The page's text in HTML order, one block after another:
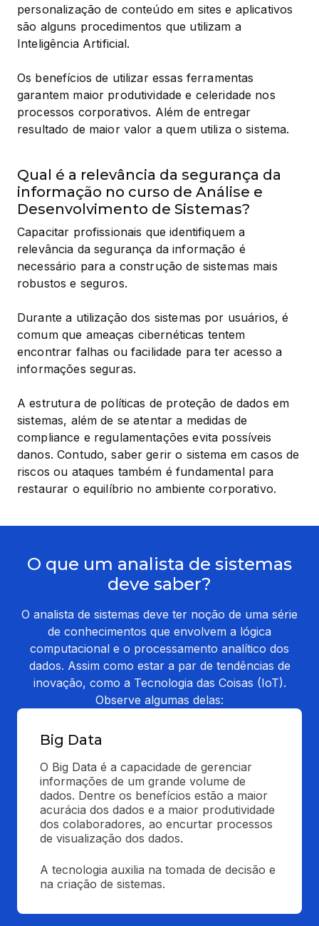
personalização de conteúdo em sites e aplicativos
são alguns procedimentos que utilizam a
Inteligência Artificial.
Os benefícios de utilizar essas ferramentas
garantem maior produtividade e celeridade nos
processos corporativos. Além de entregar
resultado de maior valor a quem utiliza o sistema.
Qual é a relevância da segurança da
informação no curso de Análise e
Desenvolvimento de Sistemas?
Capacitar profissionais que identifiquem a
relevância da segurança da informação é
necessário para a construção de sistemas mais
robustos e seguros.
Durante a utilização dos sistemas por usuários, é
comum que ameaças cibernéticas tentem
encontrar falhas ou facilidade para ter acesso a
informações seguras.
A estrutura de políticas de proteção de dados em
sistemas, além de se atentar a medidas de
compliance e regulamentações evita possíveis
danos. Contudo, saber gerir o sistema em casos de
riscos ou ataques também é fundamental para
restaurar o equilíbrio no ambiente corporativo.
O que um analista de sistemas
deve saber?
O analista de sistemas deve ter noção de uma série
de conhecimentos que envolvem a lógica
computacional e o processamento analítico dos
dados. Assim como estar a par de tendências de
inovação, como a Tecnologia das Coisas (IoT).
Observe algumas delas:
Big Data
O Big Data é a capacidade de gerenciar
informações de um grande volume de
dados. Dentre os benefícios estão a maior
acurácia dos dados e a maior produtividade
dos colaboradores, ao encurtar processos
de visualização dos dados.
A tecnologia auxilia na tomada de decisão e
na criação de sistemas.